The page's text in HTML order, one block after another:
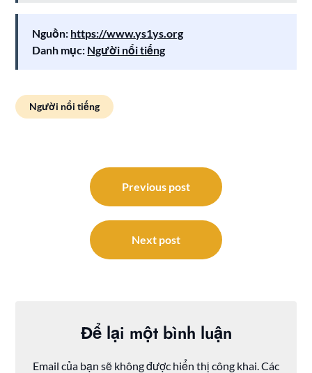
Nguồn: https://www.ys1ys.org
Danh mục: Người nổi tiếng
Người nổi tiếng
Previous post
Next post
Để lại một bình luận
Email của bạn sẽ không được hiển thị công khai. Các